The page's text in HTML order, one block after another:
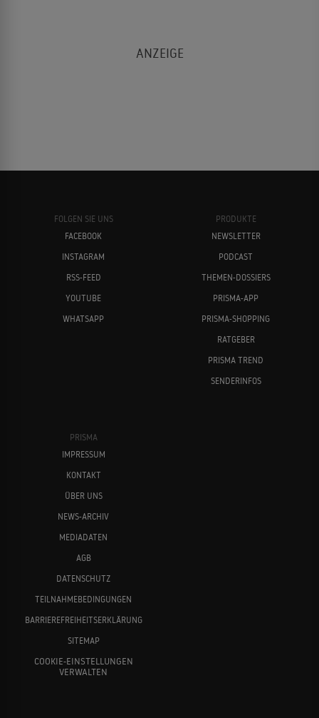
FOLGEN SIE UNS
FACEBOOK
INSTAGRAM
RSS-FEED
YOUTUBE
WHATSAPP
PRODUKTE
NEWSLETTER
PODCAST
THEMEN-DOSSIERS
PRISMA-APP
PRISMA-SHOPPING
RATGEBER
PRISMA TREND
SENDERINFOS
PRISMA
IMPRESSUM
KONTAKT
ÜBER UNS
NEWS-ARCHIV
MEDIADATEN
AGB
DATENSCHUTZ
TEILNAHMEBEDINGUNGEN
BARRIEREFREIHEITSERKLÄRUNG
SITEMAP
COOKIE-EINSTELLUNGEN
VERWALTEN